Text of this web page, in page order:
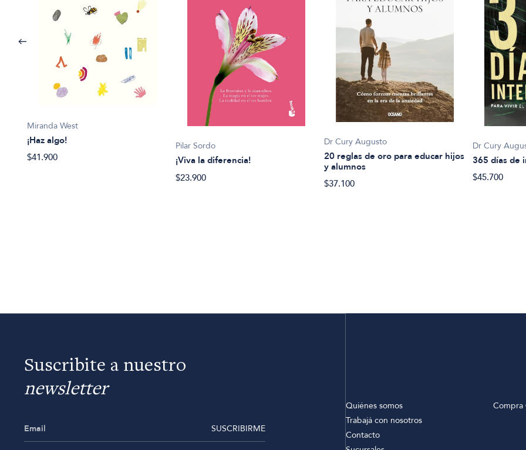
Miranda West
¡Haz algo!
$41.900
Pilar Sordo
¡Viva la diferencia!
$23.900
Dr Cury Augusto
20 reglas de oro para educar hijos
y alumnos
$37.100
Dr Cury
365 días de
$45.700
Suscribite a nuestro
newsletter
SUSCRIBIRME
Quiénes somos
Trabajá con nosotros
Contacto
Compra